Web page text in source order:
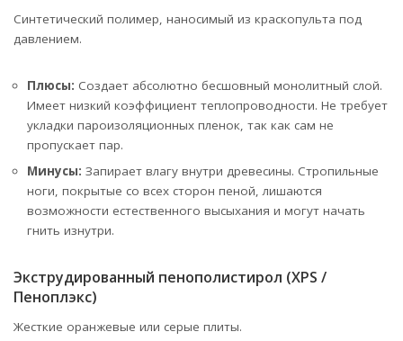
Синтетический полимер, наносимый из краскопульта под
давлением.
Плюсы: Создает абсолютно бесшовный монолитный слой.
Имеет низкий коэффициент теплопроводности. Не требует
укладки пароизоляционных пленок, так как сам не
пропускает пар.
Минусы: Запирает влагу внутри древесины. Стропильные
ноги, покрытые со всех сторон пеной, лишаются
возможности естественного высыхания и могут начать
гнить изнутри.
Экструдированный пенополистирол (XPS /
Пеноплэкс)
Жесткие оранжевые или серые плиты.